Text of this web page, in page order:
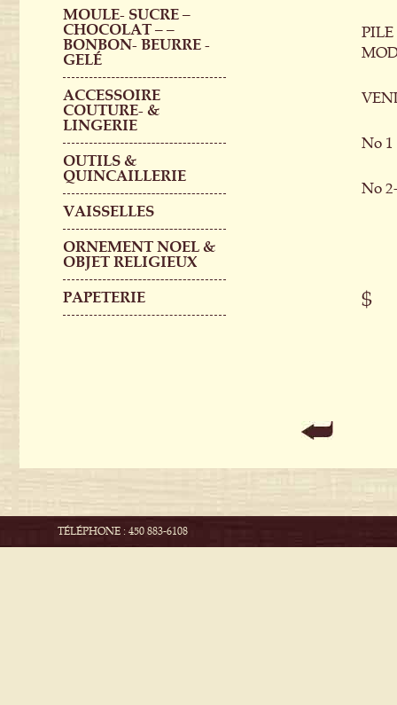
MOULE- SUCRE –
CHOCOLAT – –
BONBON- BEURRE -
GELÉ
ACCESSOIRE
COUTURE- &
LINGERIE
OUTILS &
QUINCAILLERIE
VAISSELLES
ORNEMENT NOEL &
OBJET RELIGIEUX
PAPETERIE
PILE
No
No
$
TÉLÉPHONE : 450 883-6108